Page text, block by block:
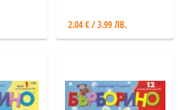
2.04 € / 3.99 ЛВ.